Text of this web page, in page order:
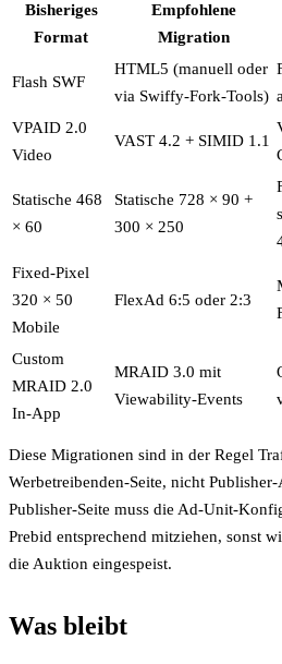
Bisheriges
Format
Empfohlene
Migration
Flash SWF
HTML5 (manuell oder
via Swiffy-Fork-Tools)
VPAID 2.0
Video
VAST 4.2 + SIMID 1.1
Statische 468
× 60
Statische 728 × 90 +
300 × 250
Fixed-Pixel
320 × 50
Mobile
FlexAd 6:5 oder 2:3
Custom
MRAID 2.0
In-App
MRAID 3.0 mit
Viewability-Events
Diese Migrationen sind in der Regel
Werbetreibenden-Seite, nicht
Publisher-Seite muss die Ad-Unit-
Prebid entsprechend mitziehen, sonst
die Auktion eingespeist.
Was bleibt